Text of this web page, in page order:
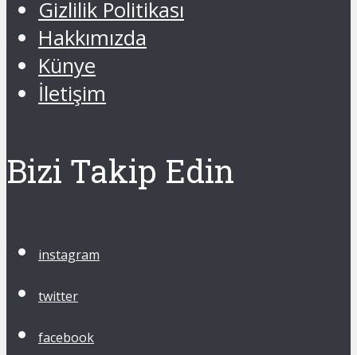
Gizlilik Politikası
Hakkımızda
Künye
İletişim
Bizi Takip Edin
instagram
twitter
facebook